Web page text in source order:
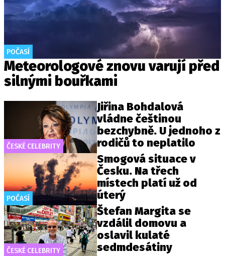
POČASÍ
Meteorologové znovu varují před
silnými bouřkami
ČESKÉ CELEBRITY
Jiřina Bohdalová
vládne češtinou
bezchybně. U jednoho z
rodičů to neplatilo
POČASÍ
Smogová situace v
Česku. Na třech
místech platí už od
úterý
ČESKÉ CELEBRITY
Štefan Margita se
vzdálil domovu a
oslavil kulaté
sedmdesátiny